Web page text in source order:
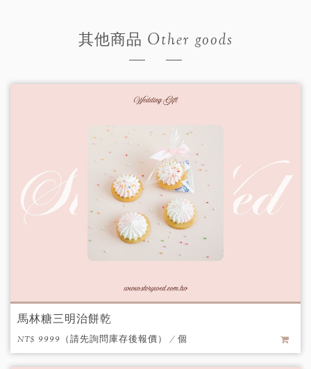
其他商品 Other goods
馬林糖三明治餅乾
NT$ 9999（請先詢問庫存後報價） / 個